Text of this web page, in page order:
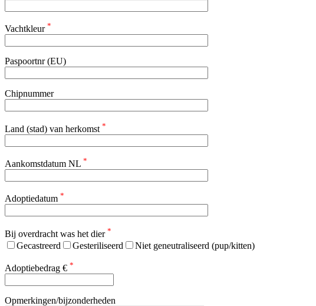
Vachtkleur *
Paspoortnr (EU)
Chipnummer
Land (stad) van herkomst *
Aankomstdatum NL *
Adoptiedatum *
Bij overdracht was het dier *
Gecastreerd Gesteriliseerd Niet geneutraliseerd (pup/kitten)
Adoptiebedrag € *
Opmerkingen/bijzonderheden